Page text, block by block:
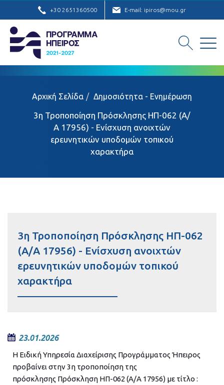
+30 2651360500 E-mail: ipiros@mou.gr
Αρχική Σελίδα Δημοσιότητα - Ενημέρωση
3η Τροποποίηση Πρόσκλησης ΗΠ-062 (Α/
Α 17956) - Ενίσχυση ανοιχτών
ερευνητικών υποδομών τοπικού
χαρακτήρα
3η Τροποποίηση Πρόσκλησης ΗΠ-062
(Α/Α 17956) - Ενίσχυση ανοιχτών
ερευνητικών υποδομών τοπικού
χαρακτήρα
23.01.2026
Η Ειδική Υπηρεσία Διαχείρισης Προγράμματος Ήπειρος
προβαίνει στην 3η τροποποίηση της
πρόσκλησης Πρόσκληση ΗΠ-062 (Α/Α 17956) με τίτλο :